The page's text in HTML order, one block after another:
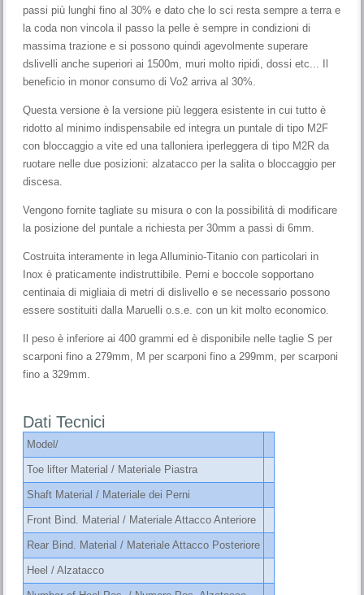
passi più lunghi fino al 30% e dato che lo sci resta sempre a terra e
la coda non vincola il passo la pelle è sempre in condizioni di
massima trazione e si possono quindi agevolmente superare
dslivelli anche superiori ai 1500m, muri molto ripidi, dossi etc... Il
beneficio in monor consumo di Vo2 arriva al 30%.
Questa versione è la versione più leggera esistente in cui tutto è
ridotto al minimo indispensabile ed integra un puntale di tipo M2F
con bloccaggio a vite ed una talloniera iperleggera di tipo M2R da
ruotare nelle due posizioni: alzatacco per la salita o bloccaggio per
discesa.
Vengono fornite tagliate su misura o con la possibilità di modificare
la posizione del puntale a richiesta per 30mm a passi di 6mm.
Costruita interamente in lega Alluminio-Titanio con particolari in
Inox è praticamente indistruttibile. Perni e boccole sopportano
centinaia di migliaia di metri di dislivello e se necessario possono
essere sostituiti dalla Maruelli o.s.e. con un kit molto economico.
Il peso è inferiore ai 400 grammi ed è disponibile nelle taglie S per
scarponi fino a 279mm, M per scarponi fino a 299mm, per scarponi
fino a 329mm.
Dati Tecnici
Model/
Toe lifter Material / Materiale Piastra
Shaft Material / Materiale dei Perni
Front Bind. Material / Materiale Attacco Anteriore
Rear Bind. Material / Materiale Attacco Posteriore
Heel / Alzatacco